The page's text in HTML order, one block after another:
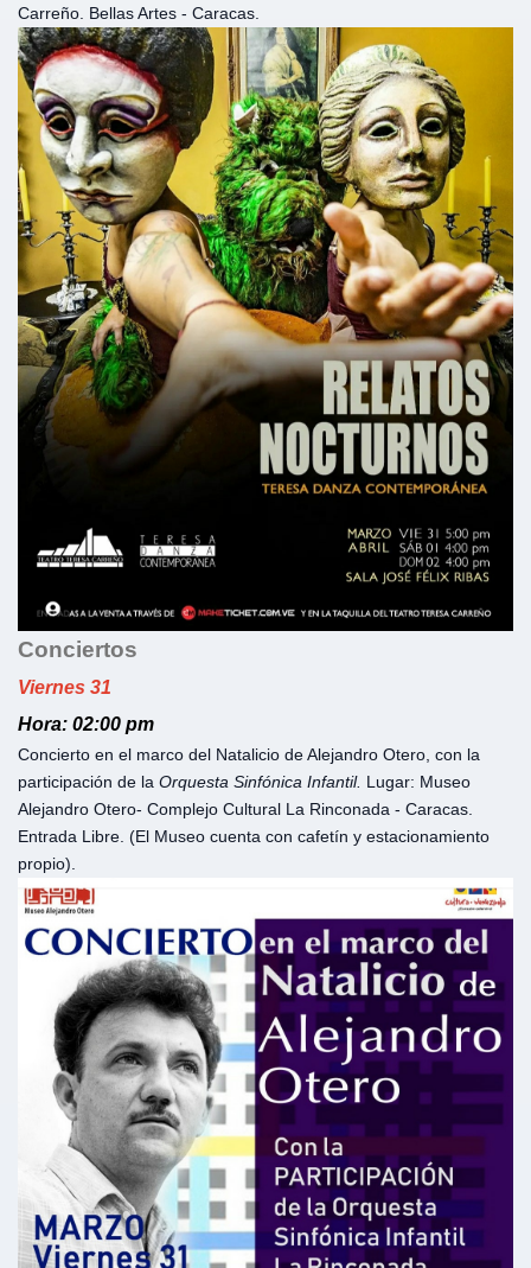
Carreño. Bellas Artes - Caracas.
Conciertos
Viernes 31
Hora: 02:00 pm
Concierto en el marco del Natalicio de Alejandro Otero, con la
participación de la Orquesta Sinfónica Infantil. Lugar: Museo
Alejandro Otero- Complejo Cultural La Rinconada - Caracas.
Entrada Libre. (El Museo cuenta con cafetín y estacionamiento
propio).